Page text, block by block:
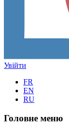
Увійти
FR
EN
RU
Головне меню